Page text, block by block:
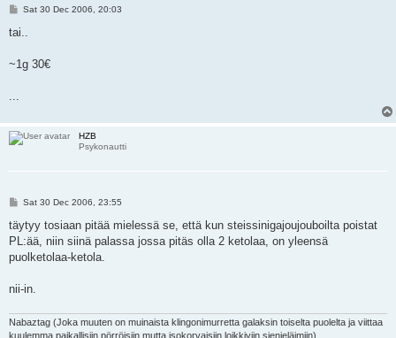
P
s
Sat 30 Dec 2006, 20:03
tai..
~1g 30€
HZB
Psykonautti
P
s
t
Sat 30 Dec 2006, 23:55
täytyy tosiaan pitää mielessä se, että kun steissinigajoujouboilta poistat
PL:ää, niin siinä palassa jossa pitäs olla 2 ketolaa, on yleensä
puolketolaa-ketola.
nii-in.
Nabaztag (Joka muuten on muinaista klingonimurretta galaksin toiselta puolelta ja viittaa
kuulemma paikallisiin pörröisiin mutta isokorvaisiin loikkiviin sienieläimiin) ,...